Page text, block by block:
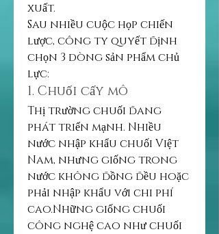
xuất.
Sau nhiều cuộc họp chiến
lược, công ty quyết định
chọn 3 dòng sản phẩm chủ
lực:
1. Chuối cấy mô
Thị trường chuối đang
phát triển mạnh. Nhiều
nước nhập khẩu chuối Việt
Nam, nhưng giống trong
nước không đồng đều hoặc
phải nhập khẩu với chi phí
cao.Những giống chuối
công nghệ cao như chuối